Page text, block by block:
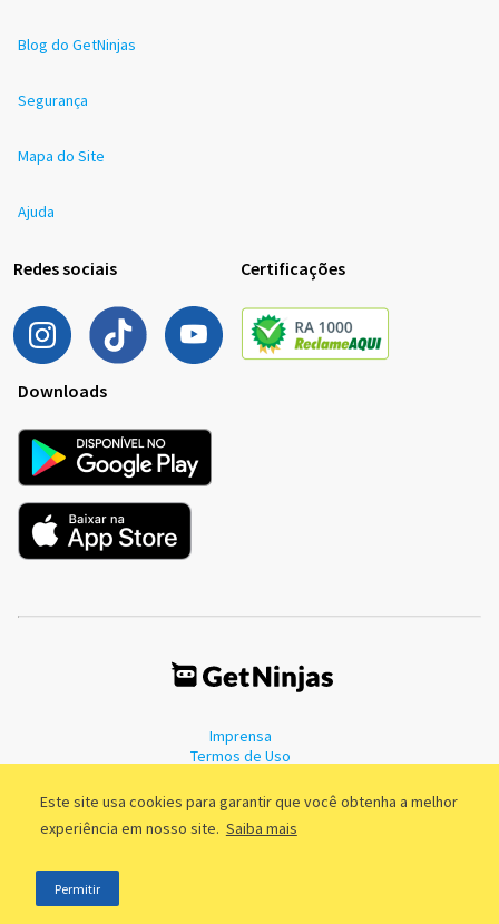
Este site usa cookies para garantir que você obtenha a melhor
experiência em nosso site. Saiba mais
Permitir
Blog do GetNinjas
Segurança
Mapa do Site
Ajuda
Redes sociais Certificações
Downloads
Imprensa
Termos de Uso
©2011 - 2026, GetNinjas LTDA. CNPJ 55.744.877/0001-89 - Rua Dr.
Fernandes Coelho, 85 - 3º andar - São Paulo/SP - Brasil